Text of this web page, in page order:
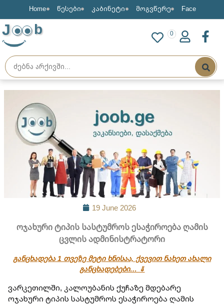
Home წესები კაბინეტი მოგვწერე Face
J b 0
19 June 2026
ოჯახური ტიპის სასტუმროს ესაჭიროება ღამის
ცვლის ადმინისტრატორი
განცხადება 1 თვეზე მეტი ხნისაა, ქვევით ნახეთ ახალი
განცხადებები… ⇓
ვარკეთილში, კალოუბანის ქუჩაზე მდებარე
ოჯახური ტიპის სასტუმროს ესაჭიროება ღამის